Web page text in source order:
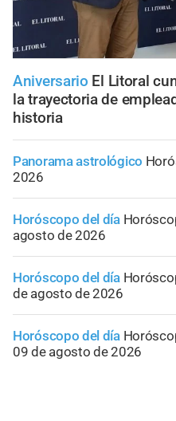
Aniversario El Litoral
la trayectoria de
historia
Panorama astrológico
2026
Horóscopo del día
agosto de 2026
Horóscopo del día
de agosto de 2026
Horóscopo del día
09 de agosto de 2026